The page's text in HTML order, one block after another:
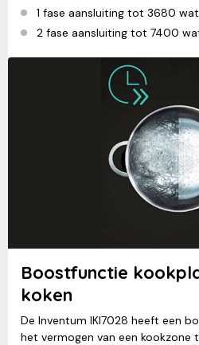
1 fase aansluiting tot 3680
2 fase aansluiting tot 7400
Boostfunctie
koken
De Inventum IKI7028 heeft een
het vermogen van een kookzone